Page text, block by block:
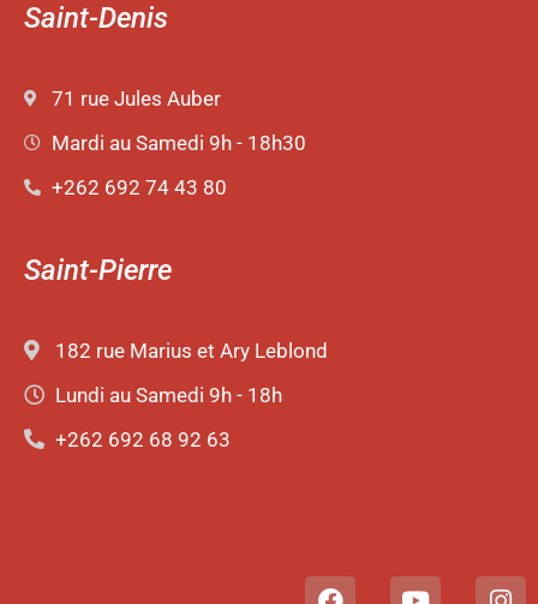
Saint-Denis
71 rue Jules Auber
Mardi au Samedi 9h - 18h30
+262 692 74 43 80
Saint-Pierre
182 rue Marius et Ary Leblond
Lundi au Samedi 9h - 18h
+262 692 68 92 63
F
Y
I